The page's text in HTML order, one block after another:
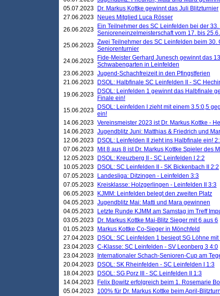
05.07.2023
Dr. Markus Kottke gewinnt das Juli Blitzturnier
27.06.2023
Neues Mitglied Luca Rösser
26.06.2023
Ein Teilnehmer des SC Leinfelden bei der
Senioreneinzelmeisterschaft vom 17. bis
25.06.2023 Zwei Teilnehmer des SC Leinfelden beim
Seniorenturnier
24.06.2023
Fide-Meister Gerhard Junesch gewinnt das
Schwabengarten in Leinfelden
23.06.2023 Jugend-Schachfreizeit in den Pfingstferien
21.06.2023
DSOL: Halbfinale SC Leinfelden II - SC
19.06.2023
DSOL: Leinfelden 1 gewinnt das Halbfinale
Finale ein!
15.06.2023
DSOL: Leinfelden I zieht mit einem 3.5:0,5
ein!
14.06.2023 Vereinsmeister 2023 ist Dr. Markus Kottke -
14.06.2023 Jugendblitz Juni: Matthias & Friedrich und
12.06.2023
DSOL: Leinfelden II zieht ins Halbfinale ein!
07.06.2023
Mit 8 aus 8 ist Dr. Markus Kottke Spieler des
12.05.2023
DSOL: Kreuzberg II - SC Leinfelden I 2:2
10.05.2023
DSOL: SC Leinfelden II - SK Bickenbach II 2:2
07.05.2023
Landesliga: Ditzingen - Leinfelden 3:3
07.05.2023
Kreisklasse: Holzgerlingen - Leinfelden II 3:3
06.05.2023
KJMM: Leinfelden belegt den zweiten Platz
04.05.2023 Jugendblitz Mai: Matti und Mara gewinnen
04.05.2023
Letzte Runde KJMM am Samstag im Treff
03.05.2023
Dr. Markus Kottke Mai-Blitz Sieger mit 6 aus 6
01.05.2023
Markus Kottke Co-Sieger in Mönchfeld
27.04.2023
DSOL: SC Leinfelden 1 besiegt SG Löhne mit
23.04.2023 C-Klasse: SC Leinfelden - SV Leonberg 3 4:0
23.04.2023
Internationaler Schach-Senioren-Cup am
20.04.2023
DSOL: SK Rheinfelden - SC Leinfelden I 1:3
18.04.2023
DSOL: SG Porz III - SC Leinfelden II 1:3
14.04.2023
Felix Bowitz erfolgreich beim 1. Rosemarie
05.04.2023 100% für Dr. Markus Kottke beim April-